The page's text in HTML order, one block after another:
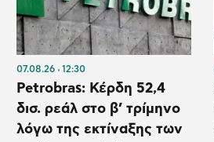
07.08.26 12:30
Petrobras: Κέρδη 52,4
δισ. ρεάλ στο β’ τρίμηνο
λόγω της εκτίναξης των